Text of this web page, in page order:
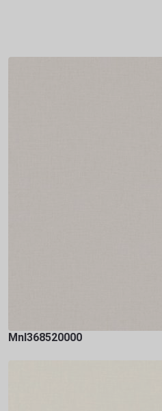
Mnl368520000